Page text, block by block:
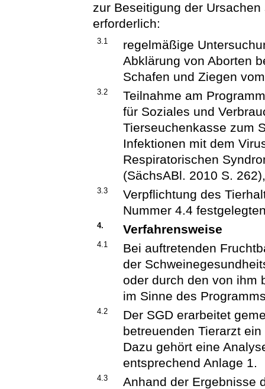
zur Beseitigung der
erforderlich:
3.1
regelmäßige
Abklärung von Aborten
Schafen und Ziegen
3.2
Teilnahme am
für Soziales und
Tierseuchenkasse zum
Infektionen mit dem
Respiratorischen
(SächsABl. 2010 S.
3.3
Verpflichtung des
Nummer 4.4
4. Verfahrensweise
4.1
Bei auftretenden
der
oder durch den von ihm
im Sinne des
4.2
Der SGD erarbeitet
betreuenden Tierarzt
Dazu gehört eine
entsprechend Anlage 1.
4.3
Anhand der Ergebnisse